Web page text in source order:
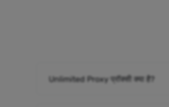
Unlimited Proxy प्रॉक्सी क्या है?